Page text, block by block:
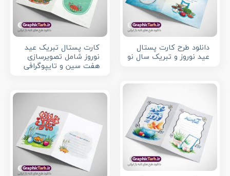
دانلود طرح کارت پستال
عید نوروز و تبریک سال نو
کارت پستال تبریک عید
نوروز شامل تصویرسازی
هفت سین و تایپوگرافی